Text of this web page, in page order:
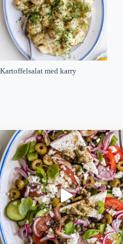
Kartoffelsalat med karry